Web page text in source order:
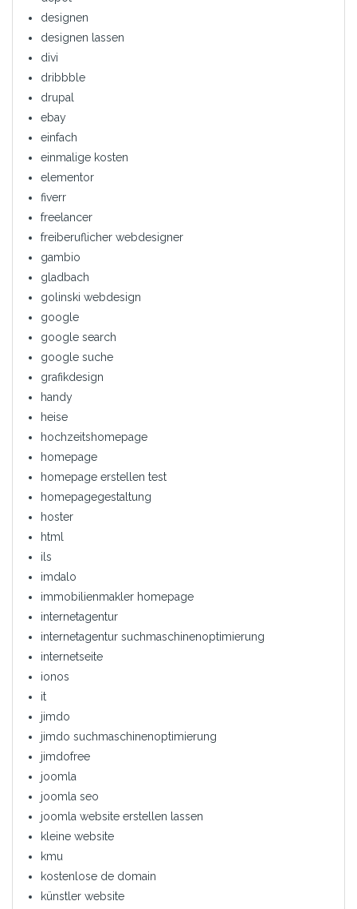
designen
designen lassen
divi
dribbble
drupal
ebay
einfach
einmalige kosten
elementor
fiverr
freelancer
freiberuflicher webdesigner
gambio
gladbach
golinski webdesign
google
google search
google suche
grafikdesign
handy
heise
hochzeitshomepage
homepage
homepage erstellen test
homepagegestaltung
hoster
html
ils
imdalo
immobilienmakler homepage
internetagentur
internetagentur suchmaschinenoptimierung
internetseite
ionos
it
jimdo
jimdo suchmaschinenoptimierung
jimdofree
joomla
joomla seo
joomla website erstellen lassen
kleine website
kmu
kostenlose de domain
künstler website